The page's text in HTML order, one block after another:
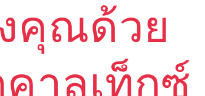
คุณด้วย